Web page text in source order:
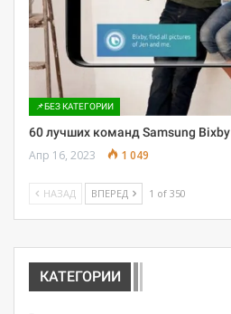
📌БЕЗ КАТЕГОРИИ
60 лучших команд Samsung Bixby
Апр 16, 2023 1 049
НАЗАД ВПЕРЕД 1 of 350
КАТЕГОРИИ